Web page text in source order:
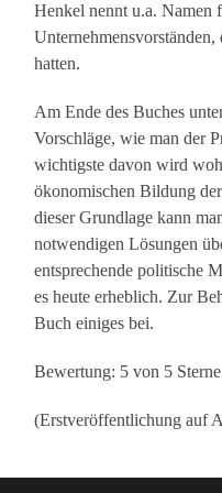
Henkel nennt u.a. Namen
hatten.
Am Ende des Buches
Vorschläge, wie man der
wichtigste davon wird
ökonomischen Bildung
dieser Grundlage kann
notwendigen Lösungen
entsprechende politische
es heute erheblich. Zur
Buch einiges bei.
Bewertung: 5 von 5
(Erstveröffentlichung auf